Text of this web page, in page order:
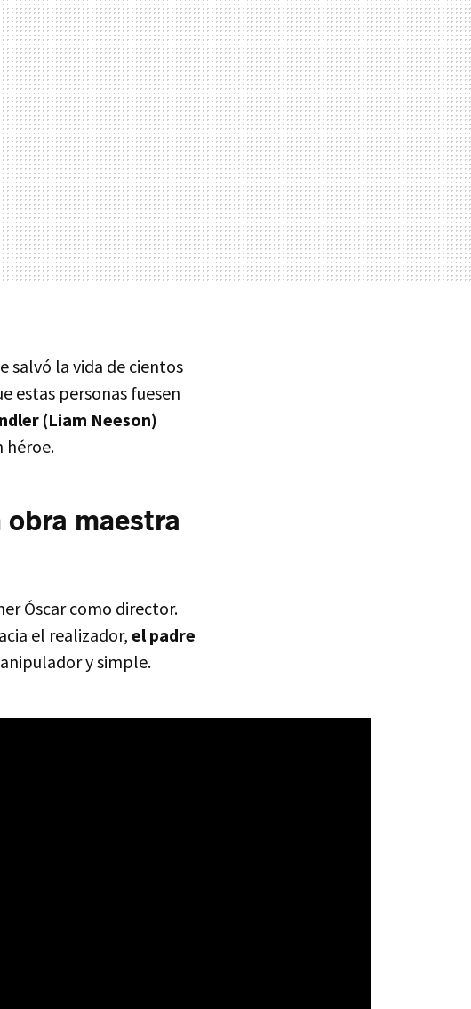
salvó la vida de cientos
estas personas fuesen
(Liam Neeson)
héroe.
obra maestra
Óscar como director.
el realizador, el padre
y simple.